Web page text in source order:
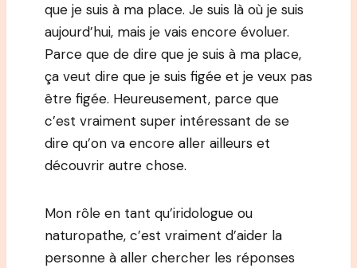
que je suis à ma place. Je suis là où je suis
aujourd’hui, mais je vais encore évoluer.
Parce que de dire que je suis à ma place,
ça veut dire que je suis figée et je veux pas
être figée. Heureusement, parce que
c’est vraiment super intéressant de se
dire qu’on va encore aller ailleurs et
découvrir autre chose.
Mon rôle en tant qu’iridologue ou
naturopathe, c’est vraiment d’aider la
personne à aller chercher les réponses